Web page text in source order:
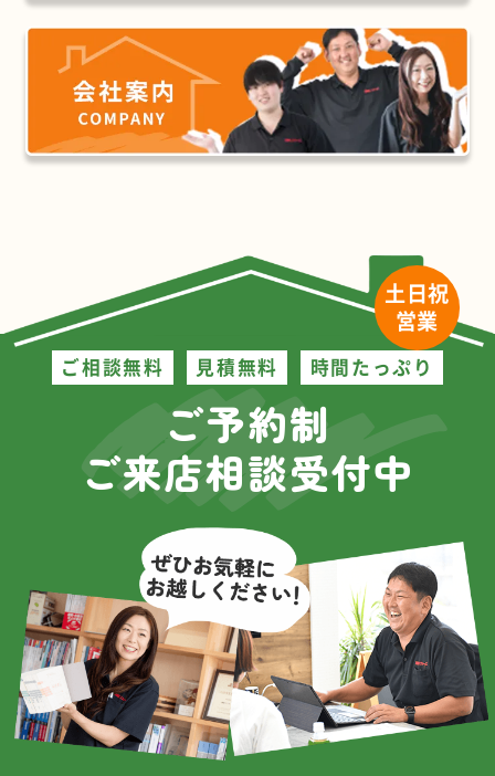
ご相談無料 見積無料 時間たっぷり
ご予約制
ご来店相談受付中
土日祝
営業